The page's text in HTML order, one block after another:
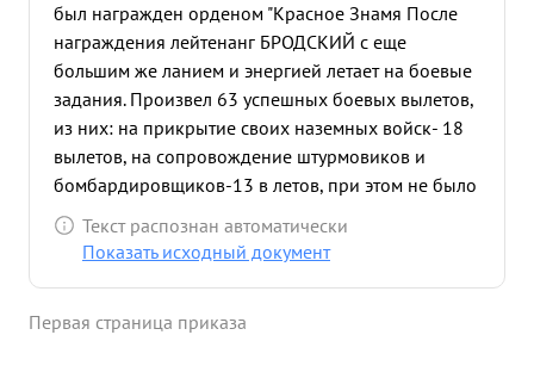
был награжден орденом "Красное Знамя После
награждения лейтенанг БРОДСКИЙ с еще
большим же ланием и энергией летает на боевые
задания. Произвел 63 успешных боевых вылетов,
из них: на прикрытие своих наземных войск- 18
вылетов, на сопровождение штурмовиков и
бомбардировщиков-13 в летов, при этом не было
потерь, как штурмовиков, так и бомбарди
ровщиков
на свободную охоту со штурмовкой-25
лично сбил 3 самолета противника. воздушный
Текст распознан автоматически
Показать исходный документ
Первая страница приказа